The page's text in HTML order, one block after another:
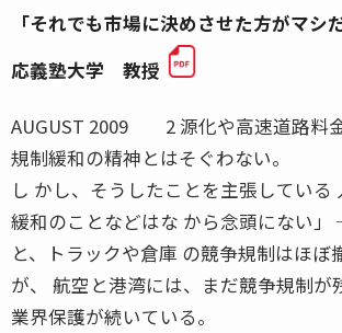
「それでも市場に決めさせた方がマ
応義塾大学 教授
AUGUST 2009 2 源化や高速道路料
規制緩和の精神とはそぐわない。
し かし、そうしたことを主張している
緩和のことなどはな から念頭にない
と、トラックや倉庫 の競争規制はほぼ
が、 航空と港湾には、まだ競争規制が
業界保護が続いている。